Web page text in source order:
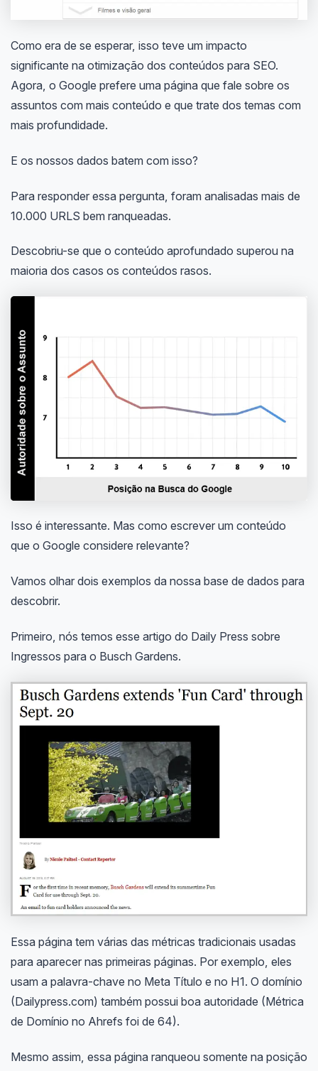
Como era de se esperar, isso teve um impacto
significante na otimização dos conteúdos para SEO.
Agora, o Google prefere uma página que fale sobre os
assuntos com mais conteúdo e que trate dos temas com
mais profundidade.
E os nossos dados batem com isso?
Para responder essa pergunta, foram analisadas mais de
10.000 URLS bem ranqueadas.
Descobriu-se que o conteúdo aprofundado superou na
maioria dos casos os conteúdos rasos.
Isso é interessante. Mas como escrever um conteúdo
que o Google considere relevante?
Vamos olhar dois exemplos da nossa base de dados para
descobrir.
Primeiro, nós temos esse artigo do Daily Press sobre
Ingressos para o Busch Gardens.
Essa página tem várias das métricas tradicionais usadas
para aparecer nas primeiras páginas. Por exemplo, eles
usam a palavra-chave no Meta Título e no H1. O domínio
(Dailypress.com) também possui boa autoridade (Métrica
de Domínio no Ahrefs foi de 64).
Mesmo assim, essa página ranqueou somente na posição